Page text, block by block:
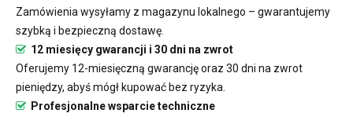
Zamówienia wysyłamy z magazynu lokalnego – gwarantujemy
szybką i bezpieczną dostawę.
12 miesięcy gwarancji i 30 dni na zwrot
Oferujemy 12-miesięczną gwarancję oraz 30 dni na zwrot
pieniędzy, abyś mógł kupować bez ryzyka.
Profesjonalne wsparcie techniczne